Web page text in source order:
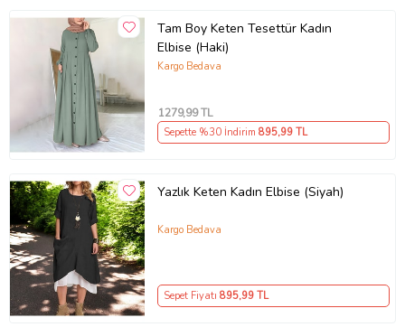
Tam Boy Keten Tesettür Kadın
Elbise (Haki)
Kargo Bedava
1279,99 TL
Sepette %30 İndirim 895,99 TL
Yazlık Keten Kadın Elbise (Siyah)
Kargo Bedava
Sepet Fiyatı 895,99 TL